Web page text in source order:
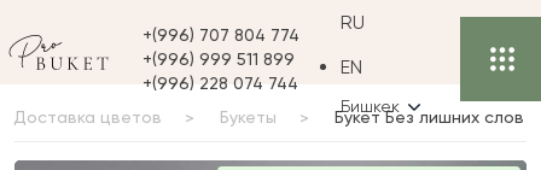
+(996) 707 804 774
+(996) 999 511 899
+(996) 228 074 744
RU
EN
Бишкек
Доставка цветов Букеты Букет Без лишних слов